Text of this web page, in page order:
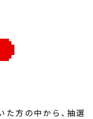
方の中から、抽選